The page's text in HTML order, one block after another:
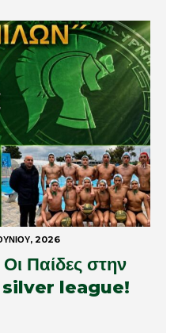
2026
Παίδες στην
silver league!